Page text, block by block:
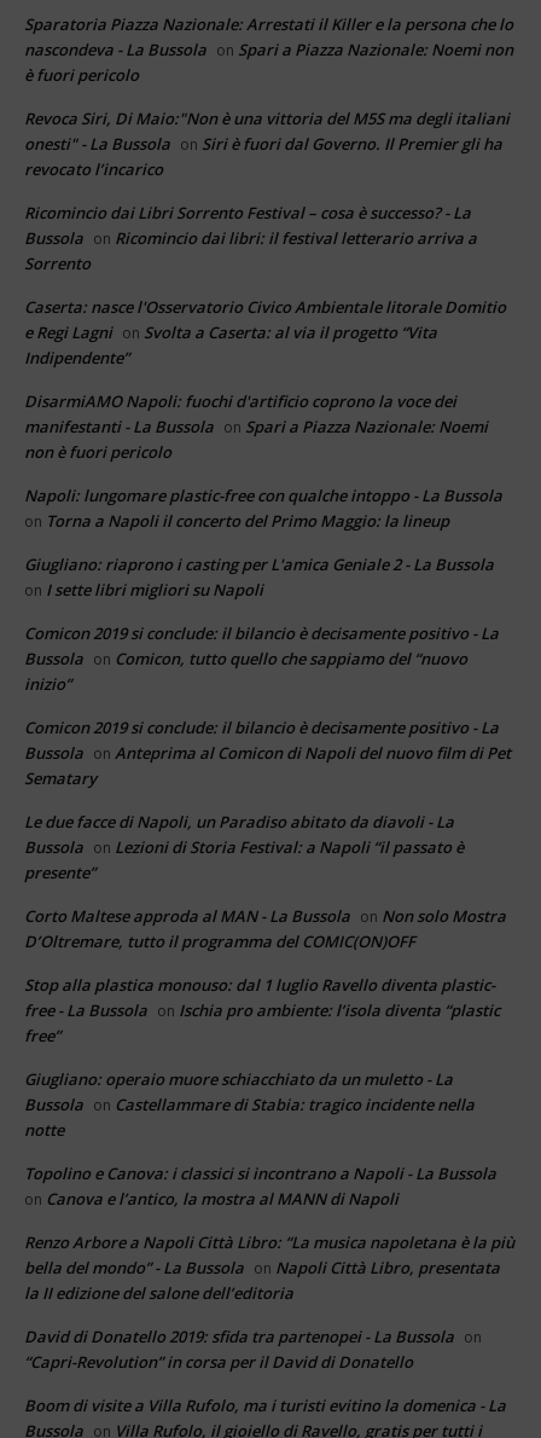
Sparatoria Piazza Nazionale: Arrestati il Killer e la persona che lo
nascondeva - La Bussola on Spari a Piazza Nazionale: Noemi non
è fuori pericolo
Revoca Siri, Di Maio:"Non è una vittoria del M5S ma degli italiani
onesti" - La Bussola on Siri è fuori dal Governo. Il Premier gli ha
revocato l’incarico
Ricomincio dai Libri Sorrento Festival – cosa è successo? - La
Bussola on Ricomincio dai libri: il festival letterario arriva a
Sorrento
Caserta: nasce l'Osservatorio Civico Ambientale litorale Domitio
e Regi Lagni on Svolta a Caserta: al via il progetto “Vita
Indipendente”
DisarmiAMO Napoli: fuochi d'artificio coprono la voce dei
manifestanti - La Bussola on Spari a Piazza Nazionale: Noemi
non è fuori pericolo
Napoli: lungomare plastic-free con qualche intoppo - La Bussola
on Torna a Napoli il concerto del Primo Maggio: la lineup
Giugliano: riaprono i casting per L'amica Geniale 2 - La Bussola
on I sette libri migliori su Napoli
Comicon 2019 si conclude: il bilancio è decisamente positivo - La
Bussola on Comicon, tutto quello che sappiamo del “nuovo
inizio”
Comicon 2019 si conclude: il bilancio è decisamente positivo - La
Bussola on Anteprima al Comicon di Napoli del nuovo film di Pet
Sematary
Le due facce di Napoli, un Paradiso abitato da diavoli - La
Bussola on Lezioni di Storia Festival: a Napoli “il passato è
presente”
Corto Maltese approda al MAN - La Bussola on Non solo Mostra
D’Oltremare, tutto il programma del COMIC(ON)OFF
Stop alla plastica monouso: dal 1 luglio Ravello diventa plastic-
free - La Bussola on Ischia pro ambiente: l’isola diventa “plastic
free”
Giugliano: operaio muore schiacchiato da un muletto - La
Bussola on Castellammare di Stabia: tragico incidente nella
notte
Topolino e Canova: i classici si incontrano a Napoli - La Bussola
on Canova e l’antico, la mostra al MANN di Napoli
Renzo Arbore a Napoli Città Libro: “La musica napoletana è la più
bella del mondo” - La Bussola on Napoli Città Libro, presentata
la II edizione del salone dell’editoria
David di Donatello 2019: sfida tra partenopei - La Bussola on
“Capri-Revolution” in corsa per il David di Donatello
Boom di visite a Villa Rufolo, ma i turisti evitino la domenica - La
Bussola on Villa Rufolo, il gioiello di Ravello, gratis per tutti i